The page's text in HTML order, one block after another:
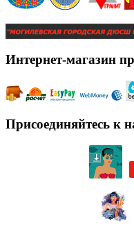
Интернет-магазин
Присоединяйтесь к